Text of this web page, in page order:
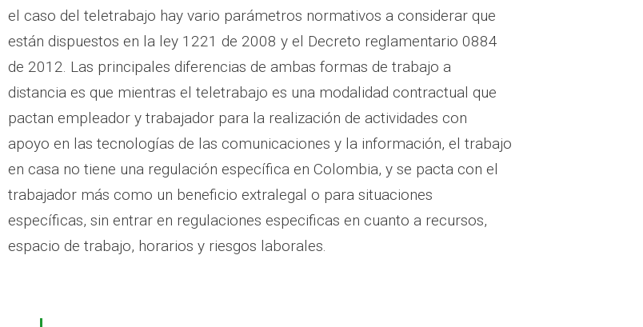
el caso del teletrabajo hay vario parámetros normativos a considerar que
están dispuestos en la ley 1221 de 2008 y el Decreto reglamentario 0884
de 2012. Las principales diferencias de ambas formas de trabajo a
distancia es que mientras el teletrabajo es una modalidad contractual que
pactan empleador y trabajador para la realización de actividades con
apoyo en las tecnologías de las comunicaciones y la información, el trabajo
en casa no tiene una regulación específica en Colombia, y se pacta con el
trabajador más como un beneficio extralegal o para situaciones
específicas, sin entrar en regulaciones especificas en cuanto a recursos,
espacio de trabajo, horarios y riesgos laborales.